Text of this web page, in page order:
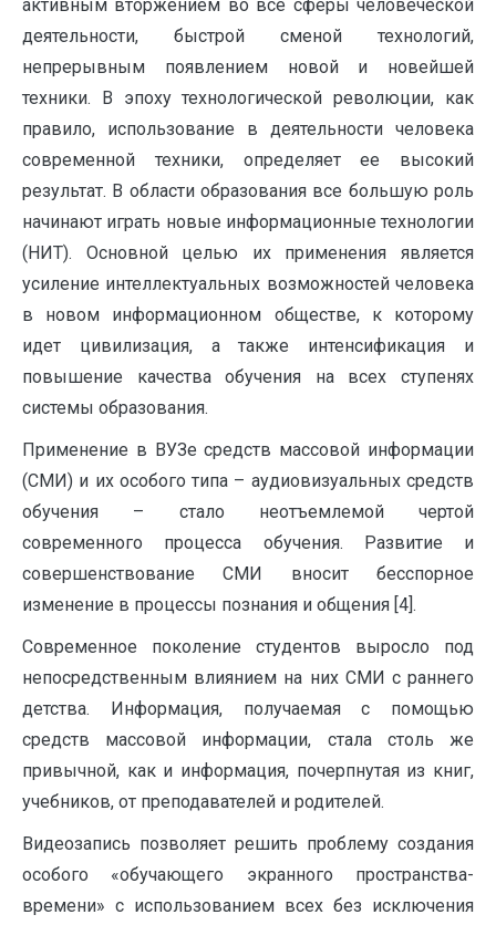
активным вторжением во все сферы человеческой
деятельности, быстрой сменой технологий,
непрерывным появлением новой и новейшей
техники. В эпоху технологической революции, как
правило, использование в деятельности человека
современной техники, определяет ее высокий
результат. В области образования все большую роль
начинают играть новые информационные технологии
(НИТ). Основной целью их применения является
усиление интеллектуальных возможностей человека
в новом информационном обществе, к которому
идет цивилизация, а также интенсификация и
повышение качества обучения на всех ступенях
системы образования.
Применение в ВУЗе средств массовой информации
(СМИ) и их особого типа – аудиовизуальных средств
обучения – стало неотъемлемой чертой
современного процесса обучения. Развитие и
совершенствование СМИ вносит бесспорное
изменение в процессы познания и общения [4].
Современное поколение студентов выросло под
непосредственным влиянием на них СМИ с раннего
детства. Информация, получаемая с помощью
средств массовой информации, стала столь же
привычной, как и информация, почерпнутая из книг,
учебников, от преподавателей и родителей.
Видеозапись позволяет решить проблему создания
особого «обучающего экранного пространства-
времени» с использованием всех без исключения